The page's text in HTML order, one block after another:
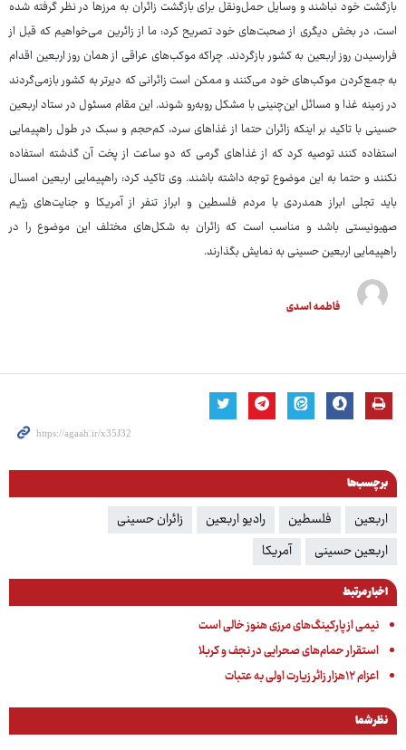
بازگشت خود نباشند و وسایل حمل‌ونقل برای بازگشت زائران به مرزها در نظر گرفته شده
است، در بخش دیگری از صحبت‌های خود تصریح کرد: ما از زائرین می‌خواهیم که قبل از
فرارسیدن روز اربعین به کشور بازگردند. چراکه موکب‌های عراقی از همان روز اربعین اقدام
به جمع‌کردن موکب‌های خود می‌کنند و ممکن است زائرانی که دیرتر به کشور بازمی‌گردند
در زمینه غذا و مسائل این‌چنینی با مشکل روبه‌رو شوند. این مقام مسئول در ستاد اربعین
حسینی با تاکید بر اینکه زائران حتما از غذاهای سرد، کم‌حجم و سبک در طول راهپیمایی
استفاده کنند توصیه کرد که از غذاهای گرمی که دو ساعت از پخت آن گذشته استفاده
نکنند و حتما به این موضوع توجه داشته باشند. وی تاکید کرد: راهپیمایی اربعین امسال
باید تجلی ابراز همدردی با مردم فلسطین و ابراز تنفر از آمریکا و جنایت‌های رژیم
صهیونیستی باشد و مناسب است که زائران به شکل‌های مختلف این موضوع را در
راهپیمایی اربعین حسینی به نمایش بگذارند.
فاطمه اسدی
برچسب‌ها
اربعین فلسطین رادیو اربعین
زائران حسینی
اربعین حسینی
آمریکا
اخبار مرتبط
نیمی از پارکینگ‌های مرزی هنوز خالی است
استقرار حمام‌های صحرایی در نجف و کربلا
اعزام ۱۲هزار زائر زیارت اولی به عتبات
نظر شما